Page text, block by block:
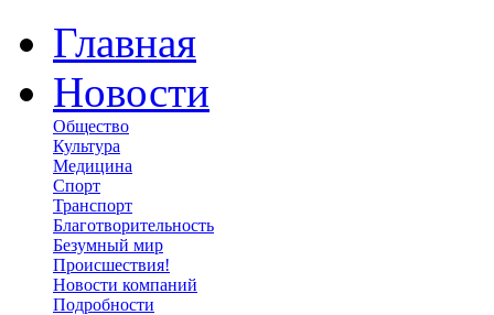
Главная
Новости
Общество
Культура
Медицина
Спорт
Транспорт
Благотворительность
Безумный мир
Происшествия!
Новости компаний
Подробности